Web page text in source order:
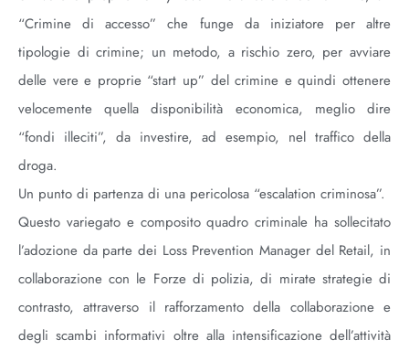
“Crimine di accesso” che funge da iniziatore per altre
tipologie di crimine; un metodo, a rischio zero, per avviare
delle vere e proprie “start up” del crimine e quindi ottenere
velocemente quella disponibilità economica, meglio dire
“fondi illeciti”, da investire, ad esempio, nel traffico della
droga.
Un punto di partenza di una pericolosa “escalation criminosa”.
Questo variegato e composito quadro criminale ha sollecitato
l’adozione da parte dei Loss Prevention Manager del Retail, in
collaborazione con le Forze di polizia, di mirate strategie di
contrasto, attraverso il rafforzamento della collaborazione e
degli scambi informativi oltre alla intensificazione dell’attività